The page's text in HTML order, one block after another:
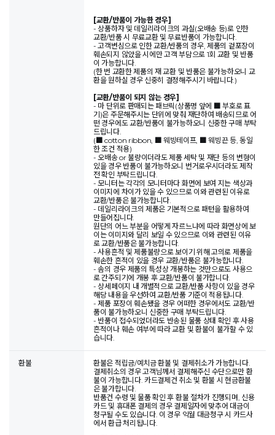
[교환/반품이 가능한 경우]
- 상품하자 및 데일리라이크의 과실(오배송 등)로 인한
교환/반품 시 무료교환 및 무료반품이 가능합니다.
- 고객변심으로 인한 교환/반품의 경우, 제품의 겉포장이
훼손되지 않았을 시에만 고객 부담으로 1회 교환 및 반품
이 가능합니다.
(한 번 교환한 제품의 재 교환 및 반품은 불가능하오니 교
환을 원하실 경우 신중히 결정해주시기 바랍니다.)
[교환/반품이 되지 않는 경우]
- 마 단위로 판매되는 패브릭(상품명 앞에 ■ 부호로 표
기)은 주문해주시는 단위에 맞춰 재단하여 배송되므로 어
떤 경우에도 교환/반품이 불가능하오니 신중한 구매 부탁
드립니다.
(■ cotton ribbon, ■ 웨빙테이프, ■ 웨빙끈 등, 동일
한 조건 적용)
- 오배송 or 불량이더라도 제품 세탁 및 재단 등의 변형이
있을 경우 반품이 불가능하오니 번거로우시더라도 제작
전 확인 부탁드립니다.
- 모니터는 각각의 모니터마다 화면에 보여 지는 색상과
이미지에 차이가 있을 수 있으므로 이와 관련된 이유로
교환/반품은 불가능합니다.
- 데일리라이크의 제품은 기본적으로 패턴을 활용하여
만들어집니다.
원단의 어느 부분을 어떻게 자르느냐에 따라 화면상에 보
이는 이미지와 달리 보일 수 있으므로 이와 관련된 이유
로 교환/반품은 불가능합니다.
- 사용흔적 및 제품불량으로 보이기 위해 고의로 제품을
훼손한 흔적이 있을 경우 교환/반품은 불가능합니다.
- 솜의 경우 제품의 특성상 개봉하는 것만으로도 사용으
로 간주되기에 개봉 후 교환/반품이 불가합니다.
- 상세페이지 내 개별적으로 교환/반품 사항이 있을 경우
해당 내용을 우선하여 교환/반품 기준이 적용됩니다.
- 제품 포장이 훼손됐을 경우 어떠한 경우에서도 교환/반
품이 불가능하오니 신중한 구매 부탁드립니다.
- 반품이 접수되었더라도 반송된 물품 상태 확인 후 사용
흔적이나 훼손 여부에 따라 교환 및 환불이 불가할 수 있
습니다.
환불
환불은 적립금/예치금 환불 및 결제취소가 가능합니다.
결제취소의 경우 고객님께서 결제해주신 수단으로만 환
불이 가능합니다. 카드결제건 취소 및 환불 시 현금환불
은 불가합니다.
반품건 수령 및 물품 확인 후 환불 절차가 진행되며, 신용
카드 및 휴대폰 결제의 경우 결제일자에 맞추어 대금이
청구될 수도 있습니다. 이 경우 익월 대금청구 시 카드사
에서 환급 처리됩니다.